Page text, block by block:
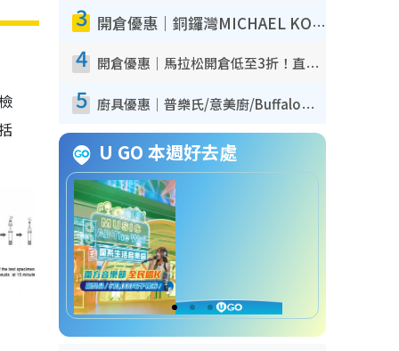
3 開倉優惠｜銅鑼灣MICHAEL KORS開倉低至17折！直擊$500起買手袋/銀包/鞋款 必買經典Jet Set系列
4 開倉優惠｜馬拉松開倉低至3折！直擊$99起買adidas／New Balance／Puma鞋款 STANLEY保溫杯劈價至$119起
5 廚具優惠｜普樂氏/意美廚/Buffalo廚具低至3折！$89起買煎鍋／炒鑊／個人鍋 同場小家電激減至$99起
U GO 本週好去處